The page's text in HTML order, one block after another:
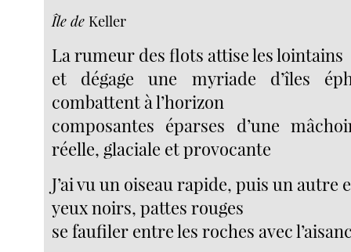
Île de Keller
La rumeur des flots attise les lointains
et dégage une myriade d’îles
combattent à l’horizon
composantes éparses d’une
réelle, glaciale et provocante
J’ai vu un oiseau rapide, puis un autre
yeux noirs, pattes rouges
se faufiler entre les roches avec